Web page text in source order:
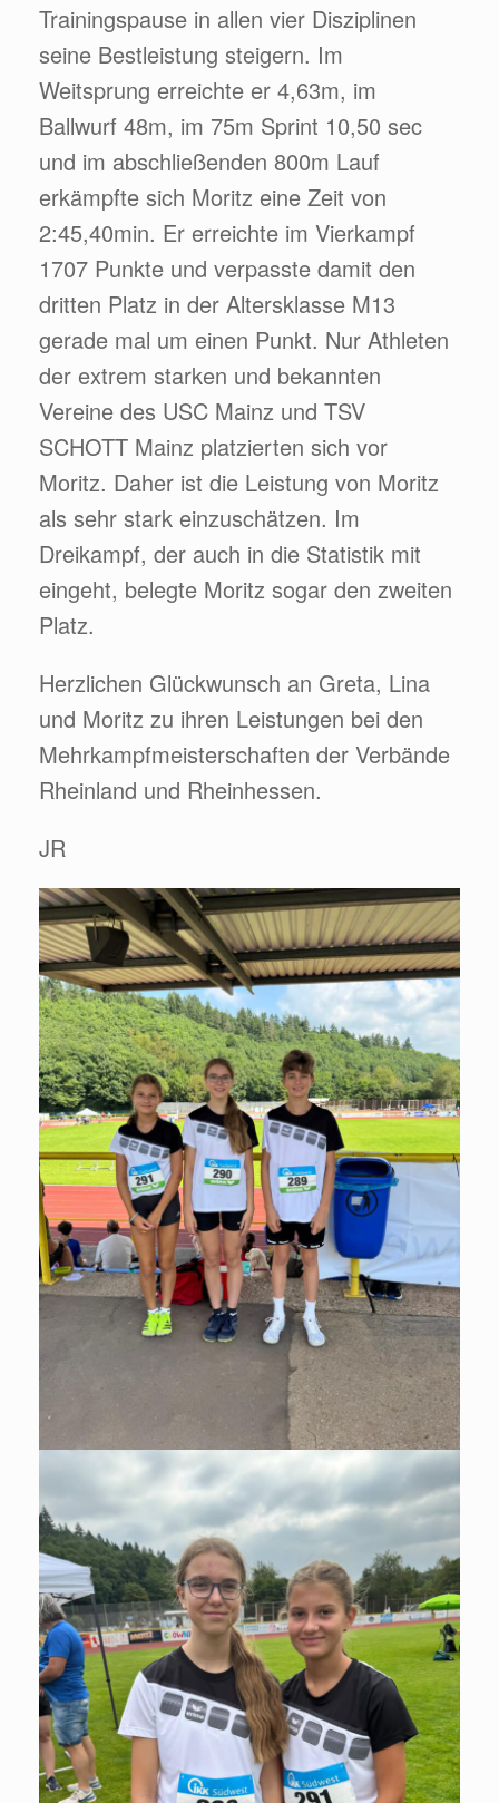
Trainingspause in allen vier Disziplinen
seine Bestleistung steigern. Im
Weitsprung erreichte er 4,63m, im
Ballwurf 48m, im 75m Sprint 10,50 sec
und im abschließenden 800m Lauf
erkämpfte sich Moritz eine Zeit von
2:45,40min. Er erreichte im Vierkampf
1707 Punkte und verpasste damit den
dritten Platz in der Altersklasse M13
gerade mal um einen Punkt. Nur Athleten
der extrem starken und bekannten
Vereine des USC Mainz und TSV
SCHOTT Mainz platzierten sich vor
Moritz. Daher ist die Leistung von Moritz
als sehr stark einzuschätzen. Im
Dreikampf, der auch in die Statistik mit
eingeht, belegte Moritz sogar den zweiten
Platz.
Herzlichen Glückwunsch an Greta, Lina
und Moritz zu ihren Leistungen bei den
Mehrkampfmeisterschaften der Verbände
Rheinland und Rheinhessen.
JR